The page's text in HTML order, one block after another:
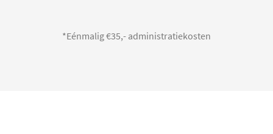
*Eénmalig €35,- administratiekosten